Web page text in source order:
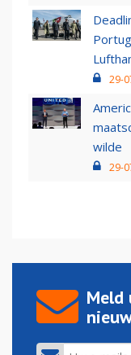
29-
wilde
29-
Meld